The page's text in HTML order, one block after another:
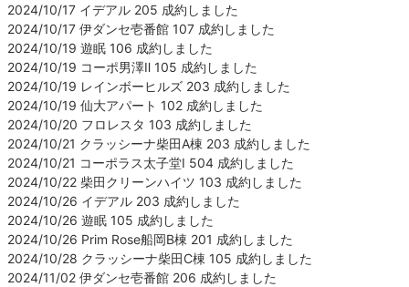
2024/10/17 イデアル 205 成約しました
2024/10/17 伊ダンセ壱番館 107 成約しました
2024/10/19 遊眠 106 成約しました
2024/10/19 コーポ男澤Ⅱ 105 成約しました
2024/10/19 レインボーヒルズ 203 成約しました
2024/10/19 仙大アパート 102 成約しました
2024/10/20 フロレスタ 103 成約しました
2024/10/21 クラッシーナ柴田A棟 203 成約しました
2024/10/21 コーポラス太子堂Ⅰ 504 成約しました
2024/10/22 柴田クリーンハイツ 103 成約しました
2024/10/26 イデアル 203 成約しました
2024/10/26 遊眠 105 成約しました
2024/10/26 Prim Rose船岡B棟 201 成約しました
2024/10/28 クラッシーナ柴田C棟 105 成約しました
2024/11/02 伊ダンセ壱番館 206 成約しました